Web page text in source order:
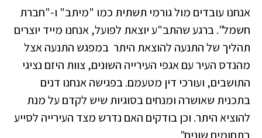
אנחנו עובדים מול גורמי תשתית כמו "מיתב" ו-"חברת
חשמל". ברגע שהתב"ע יוצאת לפועל, אנחנו מייד יוצרים
תהליך של התנעה להוצאת היתר במפגש התנעה אצל
מהנדס העיר עם אגפי העירייה השונים, צוות היזם נציגי
התושבים, ועורכי דין מטעמם. בפגישה אנחנו דנים
בתכנית שאושרה ומנחים בסוגיות שיש לקדם על מנת
להוציא היתר. וכן בודקים האם נדרש מצד העירייה לסייע
בתחומים שונים".